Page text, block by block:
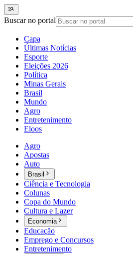
Buscar no portal
Capa
Últimas Notícias
Esporte
Eleições 2026
Política
Minas Gerais
Brasil
Mundo
Agro
Entretenimento
Eloos
Agro
Apostas
Auto
Brasil
Ciência e Tecnologia
Colunas
Copa do Mundo
Cultura e Lazer
Economia
Educação
Emprego e Concursos
Entretenimento